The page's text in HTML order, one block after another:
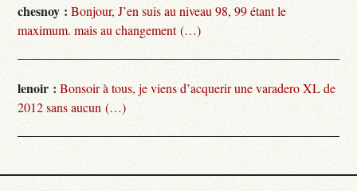
chesnoy : Bonjour, J’en suis au niveau 98, 99 étant le
maximum. mais au changement (…)
lenoir : Bonsoir à tous, je viens d’acquerir une varadero XL de
2012 sans aucun (…)